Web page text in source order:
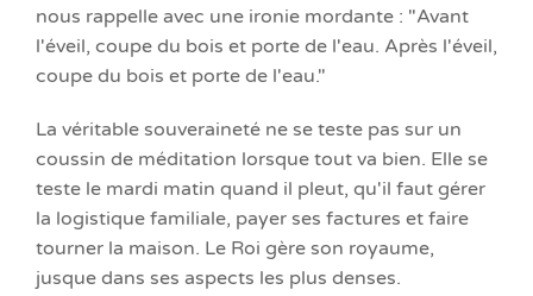
nous rappelle avec une ironie mordante : "Avant
l'éveil, coupe du bois et porte de l'eau. Après l'éveil,
coupe du bois et porte de l'eau."
La véritable souveraineté ne se teste pas sur un
coussin de méditation lorsque tout va bien. Elle se
teste le mardi matin quand il pleut, qu'il faut gérer
la logistique familiale, payer ses factures et faire
tourner la maison. Le Roi gère son royaume,
jusque dans ses aspects les plus denses.